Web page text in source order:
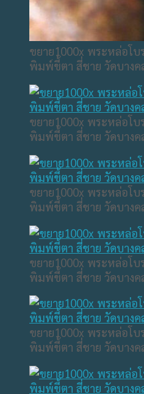
ขยาย1000x พระหล่อโ
พิมพ์ขี้ตา สี่ชาย วัดบาง
ขยาย1000x พระหล่อโ
พิมพ์ขี้ตา สี่ชาย วัดบาง
ขยาย1000x พระหล่อโ
พิมพ์ขี้ตา สี่ชาย วัดบาง
ขยาย1000x พระหล่อโ
พิมพ์ขี้ตา สี่ชาย วัดบาง
ขยาย1000x พระหล่อโ
พิมพ์ขี้ตา สี่ชาย วัดบาง